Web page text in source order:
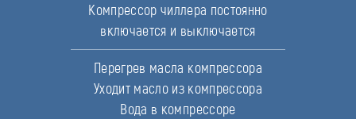
Компрессор чиллера постоянно
включается и выключается
Перегрев масла компрессора
Уходит масло из компрессора
Вода в компрессоре